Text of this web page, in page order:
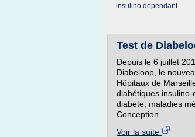
insulino dependant
Test de
Depuis le 6 juillet
Diabeloop, le
Hôpitaux de
diabétiques insulino-
diabète, maladies
Conception.
Voir la suite